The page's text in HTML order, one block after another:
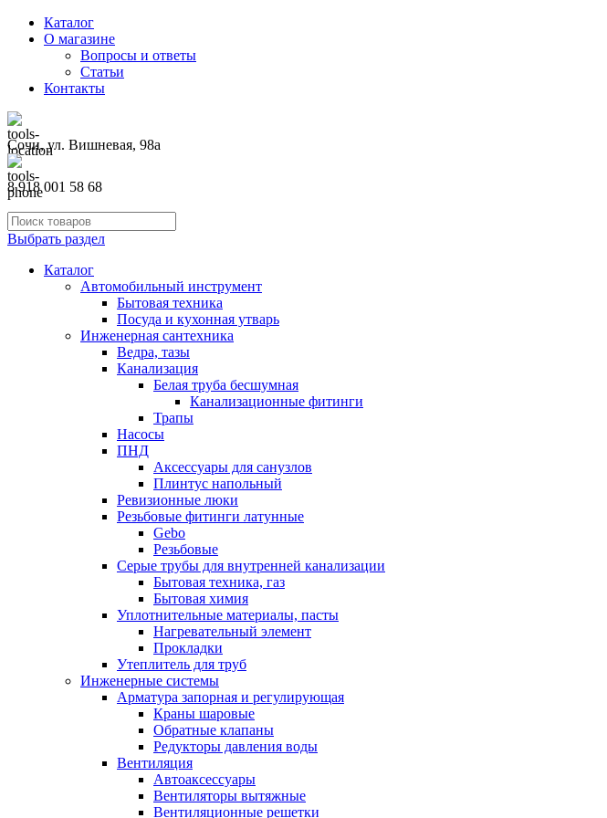
Каталог
О магазине
Вопросы и ответы
Статьи
Контакты
Сочи, ул. Вишневая, 98а
8 918 001 58 68
Выбрать раздел
Каталог
Автомобильный инструмент
Бытовая техника
Посуда и кухонная утварь
Инженерная сантехника
Ведра, тазы
Канализация
Белая труба бесшумная
Канализационные фитинги
Трапы
Насосы
ПНД
Аксессуары для санузлов
Плинтус напольный
Ревизионные люки
Резьбовые фитинги латунные
Gebo
Резьбовые
Серые трубы для внутренней канализации
Бытовая техника, газ
Бытовая химия
Уплотнительные материалы, пасты
Нагревательный элемент
Прокладки
Утеплитель для труб
Инженерные системы
Арматура запорная и регулирующая
Краны шаровые
Обратные клапаны
Редукторы давления воды
Вентиляция
Автоаксессуары
Вентиляторы вытяжные
Вентиляционные решетки